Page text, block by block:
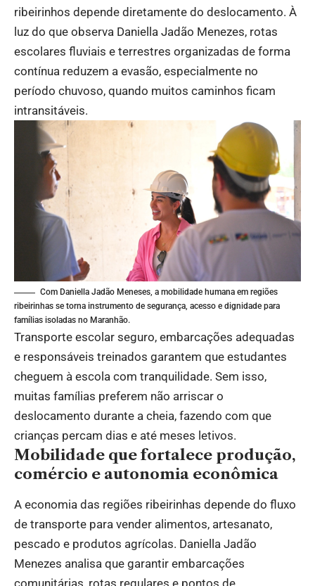
ribeirinhos depende diretamente do deslocamento. À
luz do que observa Daniella Jadão Menezes, rotas
escolares fluviais e terrestres organizadas de forma
contínua reduzem a evasão, especialmente no
período chuvoso, quando muitos caminhos ficam
intransitáveis.
Com Daniella Jadão Meneses, a mobilidade humana em regiões
ribeirinhas se torna instrumento de segurança, acesso e dignidade para
famílias isoladas no Maranhão.
Transporte escolar seguro, embarcações adequadas
e responsáveis treinados garantem que estudantes
cheguem à escola com tranquilidade. Sem isso,
muitas famílias preferem não arriscar o
deslocamento durante a cheia, fazendo com que
crianças percam dias e até meses letivos.
Mobilidade que fortalece produção,
comércio e autonomia econômica
A economia das regiões ribeirinhas depende do fluxo
de transporte para vender alimentos, artesanato,
pescado e produtos agrícolas. Daniella Jadão
Menezes analisa que garantir embarcações
comunitárias, rotas regulares e pontos de